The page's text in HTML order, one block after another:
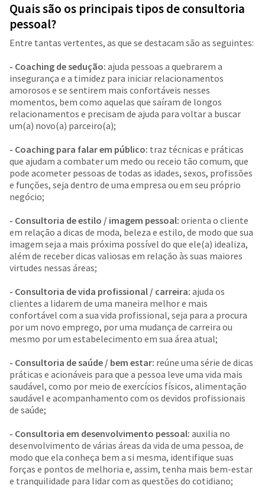
Quais são os principais tipos de consultoria
pessoal?
Entre tantas vertentes, as que se destacam são as seguintes:
- Coaching de sedução: ajuda pessoas a quebrarem a
insegurança e a timidez para iniciar relacionamentos
amorosos e se sentirem mais confortáveis nesses
momentos, bem como aquelas que saíram de longos
relacionamentos e precisam de ajuda para voltar a buscar
um(a) novo(a) parceiro(a);
- Coaching para falar em público: traz técnicas e práticas
que ajudam a combater um medo ou receio tão comum, que
pode acometer pessoas de todas as idades, sexos, profissões
e funções, seja dentro de uma empresa ou em seu próprio
negócio;
- Consultoria de estilo / imagem pessoal: orienta o cliente
em relação a dicas de moda, beleza e estilo, de modo que sua
imagem seja a mais próxima possível do que ele(a) idealiza,
além de receber dicas valiosas em relação às suas maiores
virtudes nessas áreas;
- Consultoria de vida profissional / carreira: ajuda os
clientes a lidarem de uma maneira melhor e mais
confortável com a sua vida profissional, seja para a procura
por um novo emprego, por uma mudança de carreira ou
mesmo por um estabelecimento em sua área atual;
- Consultoria de saúde / bem estar: reúne uma série de dicas
práticas e acionáveis para que a pessoa leve uma vida mais
saudável, como por meio de exercícios físicos, alimentação
saudável e acompanhamento com os devidos profissionais
de saúde;
- Consultoria em desenvolvimento pessoal: auxilia no
desenvolvimento de várias áreas da vida de uma pessoa, de
modo que ela conheça bem a si mesma, identifique suas
forças e pontos de melhoria e, assim, tenha mais bem-estar
e tranquilidade para lidar com as questões do cotidiano;